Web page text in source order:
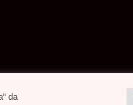
da